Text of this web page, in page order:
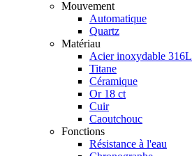
Mouvement
Automatique
Quartz
Matériau
Acier inoxydable 316L
Titane
Céramique
Or 18 ct
Cuir
Caoutchouc
Fonctions
Résistance à l'eau